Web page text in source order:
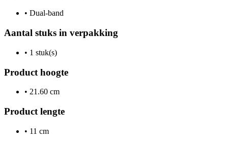
• Dual-band
Aantal stuks in verpakking
• 1 stuk(s)
Product hoogte
• 21.60 cm
Product lengte
• 11 cm